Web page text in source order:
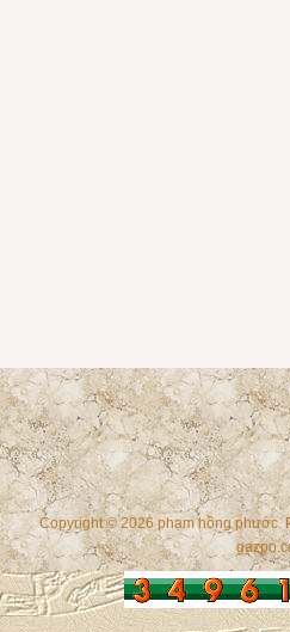
Copyright © 2026 phạm hồng phước.